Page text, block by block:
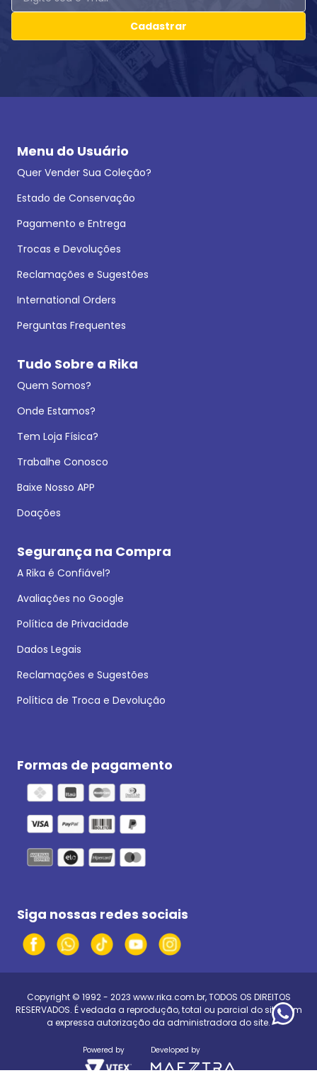
Cadastrar
Menu do Usuário
Quer Vender Sua Coleção?
Estado de Conservação
Pagamento e Entrega
Trocas e Devoluções
Reclamações e Sugestões
International Orders
Perguntas Frequentes
Tudo Sobre a Rika
Quem Somos?
Onde Estamos?
Tem Loja Física?
Trabalhe Conosco
Baixe Nosso APP
Doações
Segurança na Compra
A Rika é Confiável?
Avaliações no Google
Política de Privacidade
Dados Legais
Reclamações e Sugestões
Política de Troca e Devolução
Formas de pagamento
Siga nossas redes sociais
Copyright © 1992 - 2023 www.rika.com.br, TODOS OS DIREITOS
RESERVADOS. É vedada a reprodução, total ou parcial do site, sem
a expressa autorização da administradora do site.
Powered by Developed by